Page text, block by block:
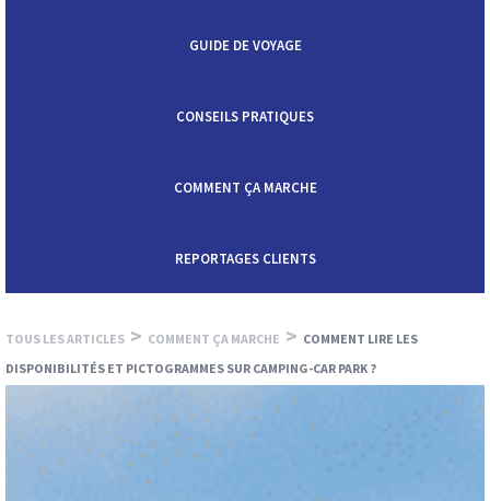
GUIDE DE VOYAGE
CONSEILS PRATIQUES
COMMENT ÇA MARCHE
REPORTAGES CLIENTS
TOUS LES ARTICLES > COMMENT ÇA MARCHE > COMMENT LIRE LES
DISPONIBILITÉS ET PICTOGRAMMES SUR CAMPING-CAR PARK ?